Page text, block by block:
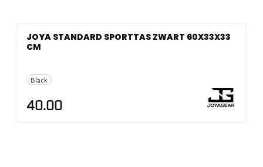
Black
JOYA STANDARD SPORTTAS ZWART 60X33X33
CM
40.00